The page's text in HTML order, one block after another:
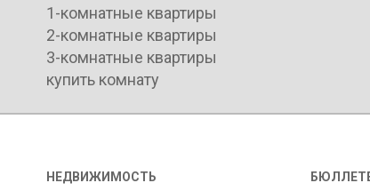
1-комнатные квартиры
2-комнатные квартиры
3-комнатные квартиры
купить комнату
НЕДВИЖИМОСТЬ